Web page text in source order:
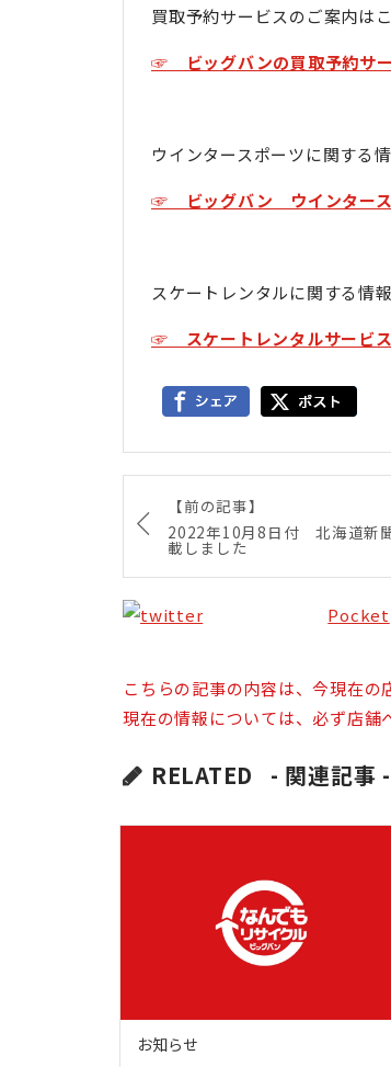
買取予約サービスのご案内は
☞ ビッグバンの買取予約サ
ウインタースポーツに関する
☞ ビッグバン ウインタース
スケートレンタルに関する情
☞ スケートレンタルサービ
【前の記事】
2022年10月8日付 北海道新
載しました
Pocket
こちらの記事の内容は、今現在の
現在の情報については、必ず店舗
RELATED - 関連記事 -
お知らせ